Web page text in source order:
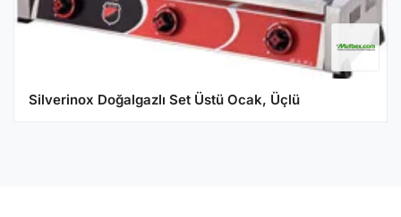
Silverinox Doğalgazlı Set Üstü Ocak, Üçlü